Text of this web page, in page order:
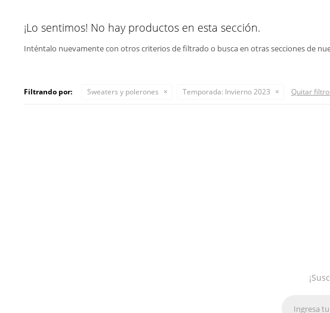
¡Lo sentimos! No hay productos en esta sección.
Inténtalo nuevamente con otros criterios de filtrado o busca en otras secciones de
Filtrando por: Sweaters y polerones Temporada: Invierno 2023 Quitar